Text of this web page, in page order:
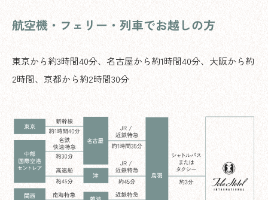
航空機・フェリー・列車でお越しの方
東京から約3時間40分、名古屋から約1時間40分、大阪から約
2時間、京都から約2時間30分